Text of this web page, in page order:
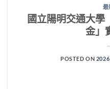
最
國立陽明交通大學
金」
POSTED ON 2026